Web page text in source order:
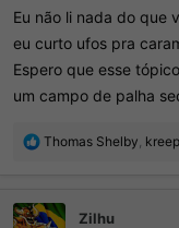
Eu não li nada do que
eu curto ufos pra
Espero que esse
um campo de palha
R
õ
Thomas Shelby
Zilhu